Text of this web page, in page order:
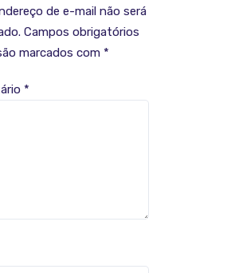
de e-mail não será
Campos obrigatórios
marcados com *
*